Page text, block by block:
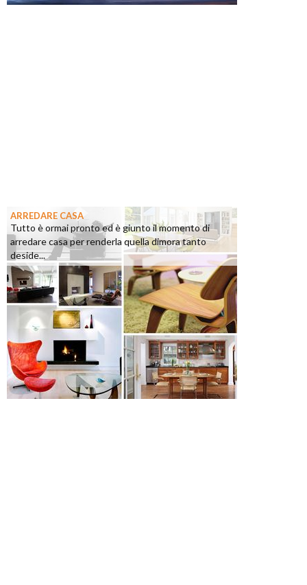
ARREDARE CASA
Tutto è ormai pronto ed è giunto il momento di
arredare casa per renderla quella dimora tanto
deside...